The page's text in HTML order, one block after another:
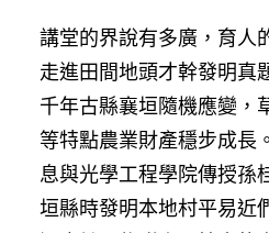
講堂的界說有多廣，育人
走進田間地頭才幹發明真
千年古縣襄垣隨機應變，
等特點農業財產穩步成長
息與光學工程學院傳授孫
垣縣時發明本地村平易近